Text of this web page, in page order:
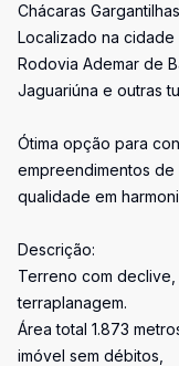
Chácaras
Localizado na
Rodovia Ademar de
Jaguariúna e outras
Ótima opção para
empreendimentos
qualidade em
Descrição:
Terreno com
terraplanagem.
Área total 1.873
imóvel sem débitos,